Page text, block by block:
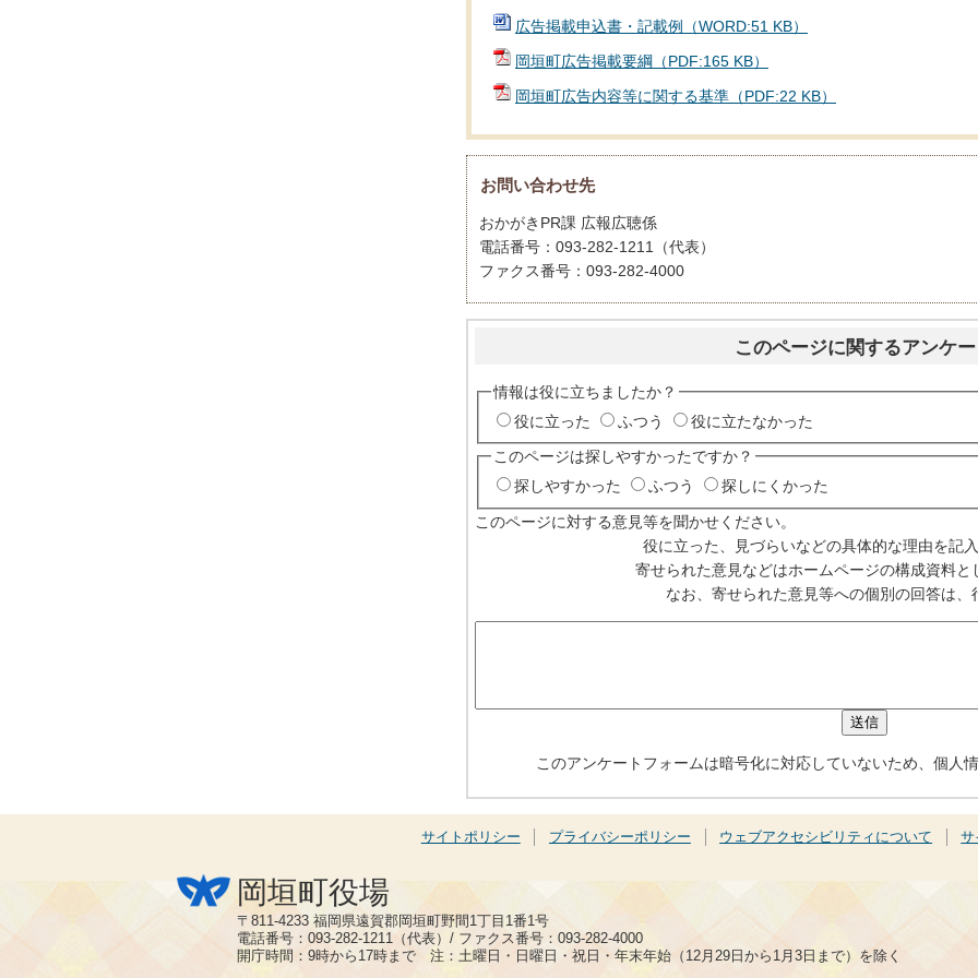
広告掲載申込書・記載例（WORD:51 KB）
岡垣町広告掲載要綱（PDF:165 KB）
岡垣町広告内容等に関する基準（PDF:22 KB）
お問い合わせ先
おかがきPR課 広報広聴係
電話番号：093-282-1211（代表）
ファクス番号：093-282-4000
このページに関するアンケ
情報は役に立ちましたか？
役に立った
ふつう 役に立たなかった
このページは探しやすかったですか？
探しやすかった
ふつう 探しにくかった
このページに対する意見等を聞かせください。
役に立った、見づらいなどの具体的な理由を記
寄せられた意見などはホームページの構成資料と
なお、寄せられた意見等への個別の回答は、
このアンケートフォームは暗号化に対応していないため、個人
サイトポリシー プライバシーポリシー ウェブアクセシビリティについて サ
岡垣町役場
〒811-4233 福岡県遠賀郡岡垣町野間1丁目1番1号
電話番号：093-282-1211（代表）/ ファクス番号：093-282-4000
開庁時間：9時から17時まで 注：土曜日・日曜日・祝日・年末年始（12月29日から1月3日まで）を除く